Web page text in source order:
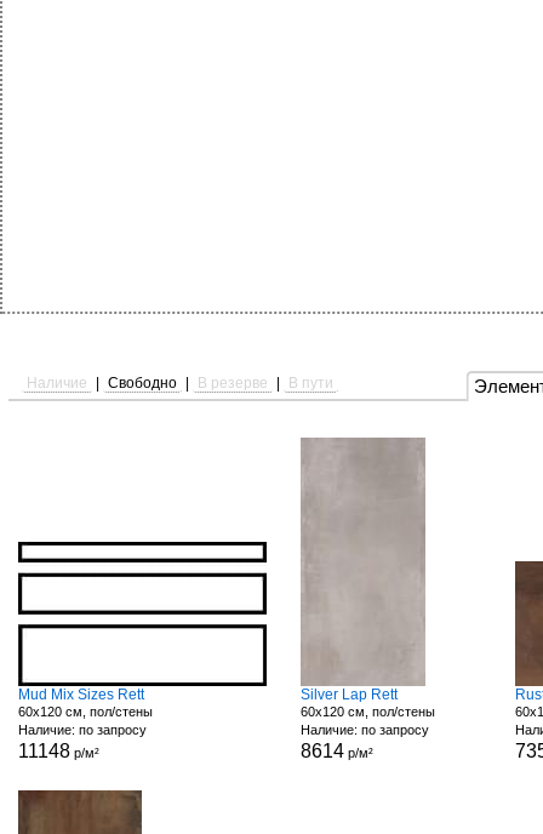
Наличие Свободно В резерве В пути
Mud Mix Sizes Rett
60x120 см, пол/стены
Наличие: по запросу
11148 р/м²
Silver Lap Rett
60x120 см, пол/стены
Наличие: по запросу
8614р/м²